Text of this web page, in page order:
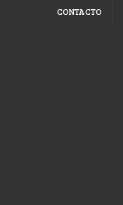
CONTACTO